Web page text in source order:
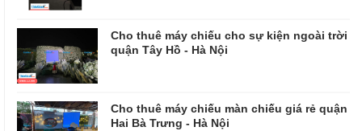
Cho thuê máy chiếu cho sự kiện ngoài trời
quận Tây Hồ - Hà Nội
Cho thuê máy chiếu màn chiếu giá rẻ quận
Hai Bà Trưng - Hà Nội